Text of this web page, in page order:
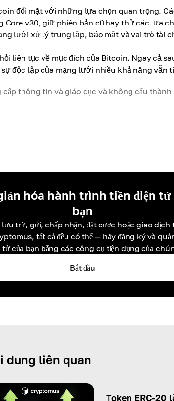
đối mặt với những lựa chọn quan trọng.
Core v30, giữ phiên bản cũ hay thử các lựa
lưới xử lý trung lập, bảo mật và vai trò tài
liên tục về mục đích của Bitcoin. Ngay cả
độc lập của mạng lưới nhiều khả năng vẫn
thông tin và giáo dục và không cấu
hóa hành trình tiền điện tử
bạn
lưu trữ, gửi, chấp nhận, đặt cược hoặc giao dịch
tất cả đều có thể — hãy đăng ký và
tử của bạn bằng các công cụ tiện dụng của
Bắt đầu
dung liên quan
Token ERC-20